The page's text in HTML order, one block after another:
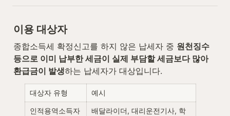
이용 대상자
종합소득세 확정신고를 하지 않은 납세자 중 원천징수
등으로 이미 납부한 세금이 실제 부담할 세금보다 많아
환급금이 발생하는 납세자가 대상입니다.
대상자 유형 예시
인적용역소득자
배달라이더, 대리운전기사, 학